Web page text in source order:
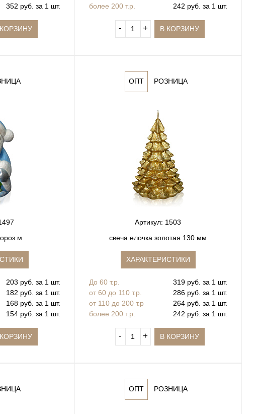
352 руб. за 1 шт.
более 200 т.р.
242 руб. за 1 шт.
‐ + В КОРЗИНУ
м
203 руб. за 1 шт.
182 руб. за 1 шт.
168 руб. за 1 шт.
154 руб. за 1 шт.
ОПТ РОЗНИЦА
Артикул: 1503
свеча елочка золотая 130 мм
ХАРАКТЕРИСТИКИ
До 60 т.р.
319 руб. за 1 шт.
от 60 до 110 т.р.
286 руб. за 1 шт.
от 110 до 200 т.р
264 руб. за 1 шт.
более 200 т.р.
242 руб. за 1 шт.
‐ + В КОРЗИНУ
ОПТ РОЗНИЦА